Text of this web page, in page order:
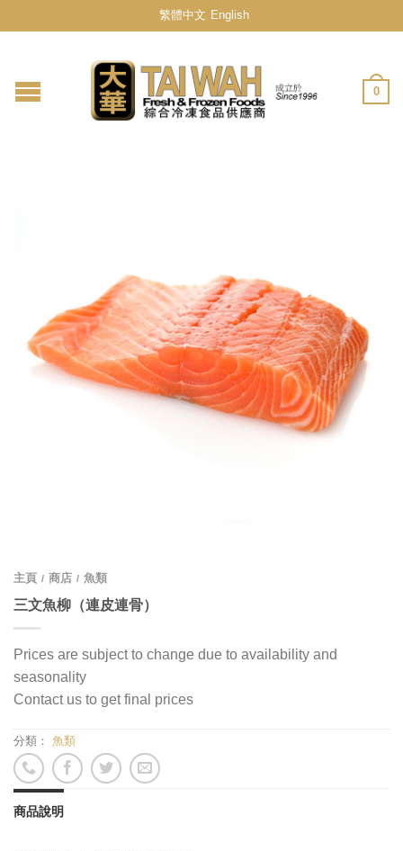
繁體中文 English
0
主頁 / 商店 / 魚類
三文魚柳（連皮連骨）
Prices are subject to change due to availability and
seasonality
Contact us to get final prices
分類： 魚類
商品說明